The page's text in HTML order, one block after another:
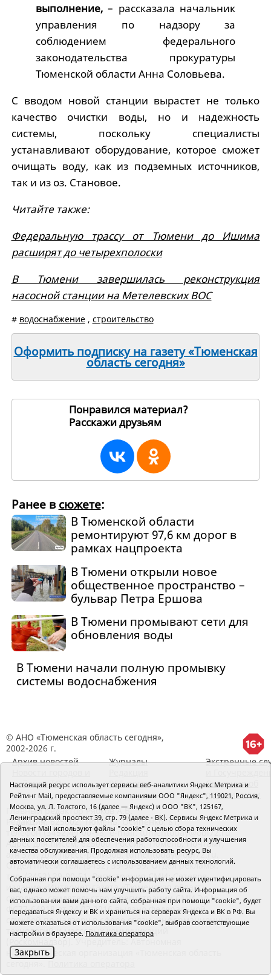
выполнение,– рассказала начальник
управления по надзору за
соблюдением федерального
законодательства прокуратуры
Тюменской области Анна Соловьева.
С вводом новой станции вырастет не только
качество очистки воды, но и надежность
системы, поскольку специалисты
устанавливают оборудование, которое сможет
очищать воду, как из подземных источников,
так и из оз. Становое.
Читайте также:
Федеральную трассу от Тюмени до Ишима
расширят до четырехполоски
В Тюмени завершилась реконструкция
насосной станции на Метелевских ВОС
# водоснабжение, строительство
Оформить подписку на газету «Тюменская
область сегодня»
Понравился материал?
Расскажи друзьям
Ранее в сюжете:
В Тюменской области
ремонтируют 97,6 км дорог в
рамках нацпроекта
В Тюмени открыли новое
общественное пространство –
бульвар Петра Ершова
В Тюмени промывают сети для
обновления воды
В Тюмени начали полную промывку
системы водоснабжения
© АНО «Тюменская область сегодня»,
2002-2026 г.
Архив новостей
районов ТО
Журналы
RSS поток
Экстренные
Сведения об
организации
Главный редактор Рябков А.В.
Редакция: 625002, Тюмень, Осипенко, 81,
телефон (3452)49-00-18, e-mail: tumentoday@obl72.ru
Адрес для писем: 625000, Россия, Тюмень, Почтамт,
а/я 371. Для пресс-релизов: tumentoday@obl72.ru.
Отдел писем: тел. (3452) 39-90-59. Отдел рекламы:
тел. (3452) 39-90-51. Регистрация СМИ: Сетевое
издание «Интернет-газета «Тюменская область
сегодня», свидетельство о регистрации СМИ Эл №
ФС77-64918 от 24.02.2016 выдано Федеральной
службой по надзору в сфере связи, информационных
технологий и массовых коммуникаций
некоммерческая организация «Тюменская область
Настоящий ресурс использует сервисы веб-аналитики Яндекс Метрика и
Рейтинг Mail, предоставляемые компаниями ООО "Яндекс", 119021, Россия,
Москва, ул. Л. Толстого, 16 (далее — Яндекс) и ООО "ВК", 125167,
Ленинградский проспект 39, стр. 79 (далее - ВК). Сервисы Яндекс Метрика и
Рейтинг Mail используют файлы "cookie" с целью сбора технических
данных посетителей для обеспечения работоспособности и улучшения
качества обслуживания. Продолжая использовать ресурс, Вы
автоматически соглашаетесь с использованием данных технологий.
Собранная при помощи "cookie" информация не может идентифицировать
вас, однако может помочь нам улучшить работу сайта. Информация об
использовании вами данного сайта, собранная при помощи "cookie", будет
передаваться Яндексу и ВК и храниться на серверах Яндекса и ВК в РФ. Вы
можете отказаться от использования "cookie", выбрав соответствующие
настройки в браузере. Политика оператора
Закрыть